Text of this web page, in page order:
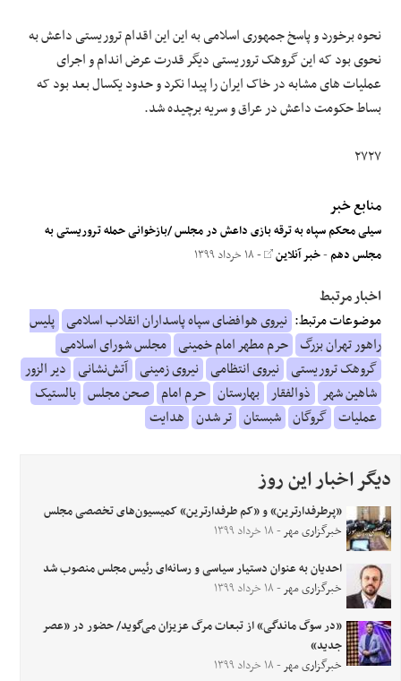
نحوه برخورد و پاسخ جمهوری اسلامی به این این اقدام تروریستی داعش به
نحوی بود که این گروهک تروریستی دیگر قدرت عرض اندام و اجرای
عملیات های مشابه در خاک ایران را پیدا نکرد و حدود یکسال بعد بود که
بساط حکومت داعش در عراق و سریه برچیده شد.
۲۷۲۷
منابع خبر
سیلی محکم سپاه به ترقه بازی داعش در مجلس /بازخوانی حمله تروریستی به
مجلس دهم-خبر آنلاین - ۱۸ خرداد ۱۳۹۹
اخبار مرتبط
موضوعات مرتبط: نیروی هوافضای سپاه پاسداران انقلاب اسلامی پلیس
راهور تهران بزرگ حرم مطهر امام خمینی مجلس شورای اسلامی
گروهک تروریستی نیروی انتظامی نیروی زمینی آتش‌نشانی دیر الزور
شاهین شهر ذوالفقار بهارستان حرم امام صحن مجلس بالستیک
عملیات گروگان شبستان تر شدن هدایت
دیگر اخبار این روز
«پرطرفدارترین» و «کم طرفدارترین» کمیسیون‌های تخصصی مجلس
خبرگزاری مهر- ۱۸ خرداد ۱۳۹۹
احدیان به عنوان دستیار سیاسی و رسانه‌ای رئیس مجلس منصوب شد
خبرگزاری مهر- ۱۸ خرداد ۱۳۹۹
«در سوگ‌ ماندگی» از تبعات مرگ عزیزان می‌گوید/ حضور در «عصر
جدید»
خبرگزاری مهر- ۱۸ خرداد ۱۳۹۹